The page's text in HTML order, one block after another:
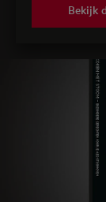
Bekijk